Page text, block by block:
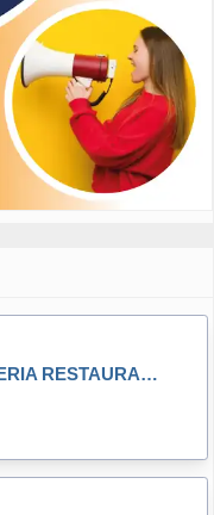
ALTOMAR CEVICHERIA RESTAURANT S.A.C.